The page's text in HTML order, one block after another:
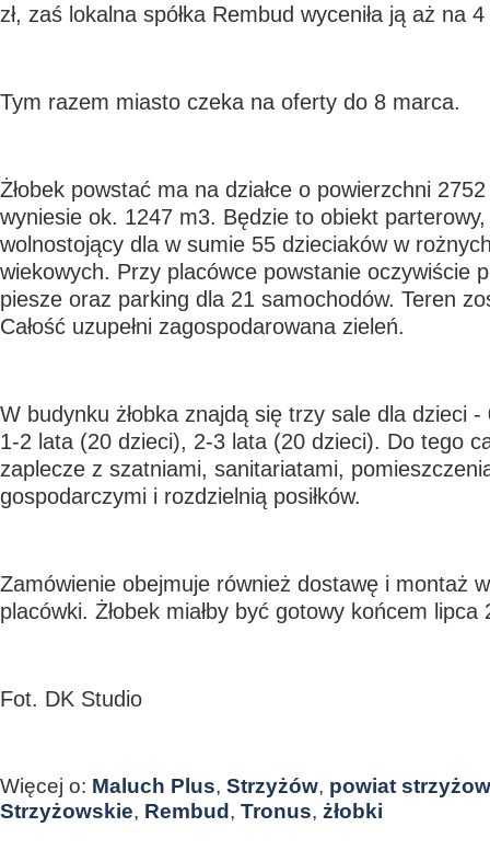
zł, zaś lokalna spółka Rembud wyceniła ją aż na
Tym razem miasto czeka na oferty do 8 marca.
Żłobek powstać ma na działce o powierzchni
wyniesie ok. 1247 m3. Będzie to obiekt
wolnostojący dla w sumie 55 dzieciaków w
wiekowych. Przy placówce powstanie oczywiście
piesze oraz parking dla 21 samochodów. Teren
Całość uzupełni zagospodarowana zieleń.
W budynku żłobka znajdą się trzy sale dla dzieci
1-2 lata (20 dzieci), 2-3 lata (20 dzieci). Do tego
zaplecze z szatniami, sanitariatami,
gospodarczymi i rozdzielnią posiłków.
Zamówienie obejmuje również dostawę i montaż
placówki. Żłobek miałby być gotowy końcem lipca
Fot. DK Studio
Więcej o: Maluch Plus, Strzyżów, powiat
Strzyżowskie, Rembud , Tronus, żłobki